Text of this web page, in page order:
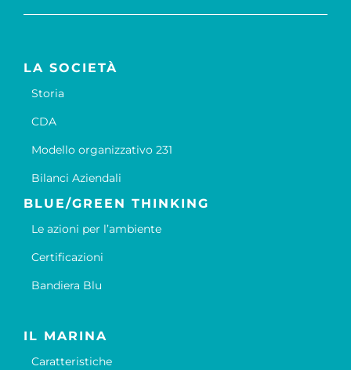
LA SOCIETÀ
Storia
CDA
Modello organizzativo 231
Bilanci Aziendali
BLUE/GREEN THINKING
Le azioni per l’ambiente
Certificazioni
Bandiera Blu
IL MARINA
Caratteristiche